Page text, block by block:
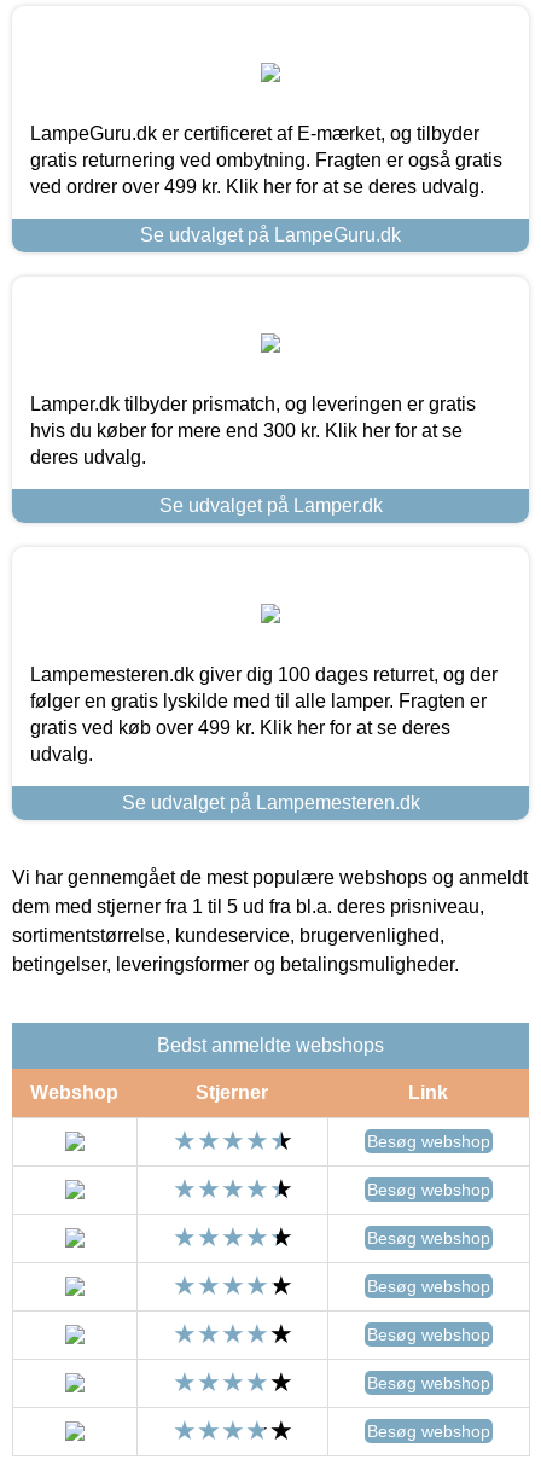
LampeGuru.dk er certificeret af E-mærket, og tilbyder
gratis returnering ved ombytning. Fragten er også gratis
ved ordrer over 499 kr. Klik her for at se deres udvalg.
Se udvalget på LampeGuru.dk
Lamper.dk tilbyder prismatch, og leveringen er gratis
hvis du køber for mere end 300 kr. Klik her for at se
deres udvalg.
Se udvalget på Lamper.dk
Lampemesteren.dk giver dig 100 dages returret, og der
følger en gratis lyskilde med til alle lamper. Fragten er
gratis ved køb over 499 kr. Klik her for at se deres
udvalg.
Se udvalget på Lampemesteren.dk
Vi har gennemgået de mest populære webshops og anmeldt
dem med stjerner fra 1 til 5 ud fra bl.a. deres prisniveau,
sortimentstørrelse, kundeservice, brugervenlighed,
betingelser, leveringsformer og betalingsmuligheder.
Bedst anmeldte webshops
Webshop Stjerner Link
Besøg webshop
Besøg webshop
Besøg webshop
Besøg webshop
Besøg webshop
Besøg webshop
Besøg webshop